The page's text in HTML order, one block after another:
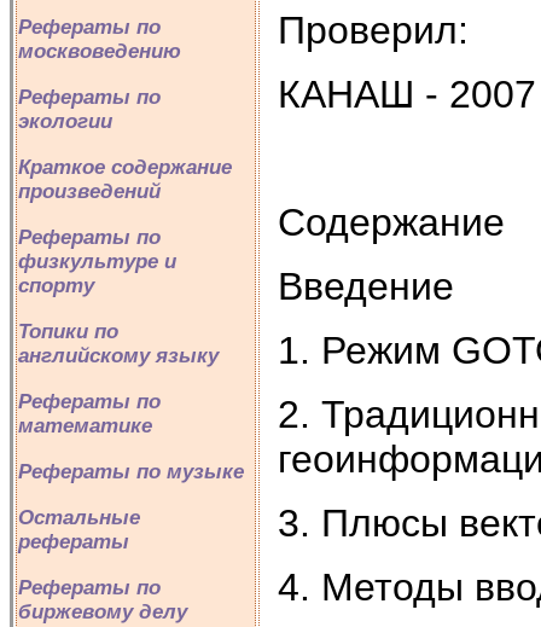
Рефераты по
москвоведению
Рефераты по
экологии
Краткое содержание
произведений
Рефераты по
физкультуре и
спорту
Топики по
английскому языку
Рефераты по
математике
Рефераты по музыке
Остальные
рефераты
Рефераты по
биржевому делу
Проверил:
КАНАШ - 2007
Содержание
Введение
1. Режим
2.
3. Плюсы
4. Методы